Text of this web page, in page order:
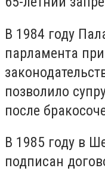
В 1984 году
парламента
позволило
после
В 1985 году в
подписан